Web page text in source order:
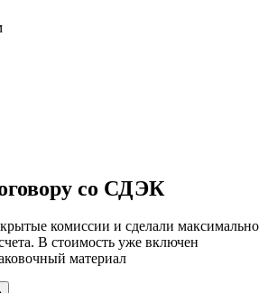
со СДЭК
комиссии и сделали максимально
В стоимость уже включен
материал